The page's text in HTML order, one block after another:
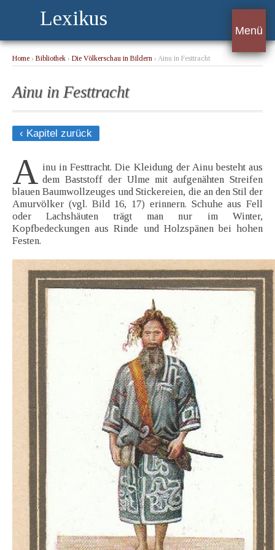
Lexikus
Menü
Home › Bibliothek › Die Völkerschau in Bildern › Ainu in Festtracht
Ainu in Festtracht
‹ Kapitel zurück
A inu in Festtracht. Die Kleidung der Ainu besteht aus
dem Baststoff der Ulme mit aufgenähten Streifen
blauen Baumwollzeuges und Stickereien, die an den Stil der
Amurvölker (vgl. Bild 16, 17) erinnern. Schuhe aus Fell
oder Lachshäuten trägt man nur im Winter,
Kopfbedeckungen aus Rinde und Holzspänen bei hohen
Festen.